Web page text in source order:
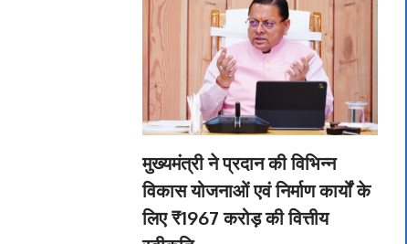
मुख्यमंत्री ने प्रदान की विभिन्न
विकास योजनाओं एवं निर्माण कार्यों के
लिए ₹1967 करोड़ की वित्तीय